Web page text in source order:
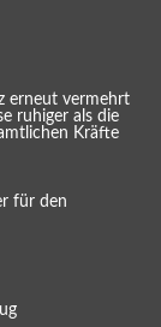
erneut vermehrt
ruhiger als die
Kräfte
für den